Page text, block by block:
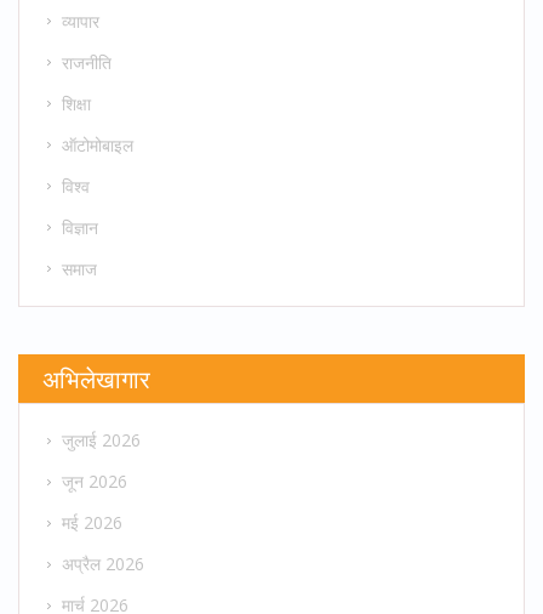
व्यापार
राजनीति
शिक्षा
ऑटोमोबाइल
विश्व
विज्ञान
समाज
अभिलेखागार
जुलाई 2026
जून 2026
मई 2026
अप्रैल 2026
मार्च 2026